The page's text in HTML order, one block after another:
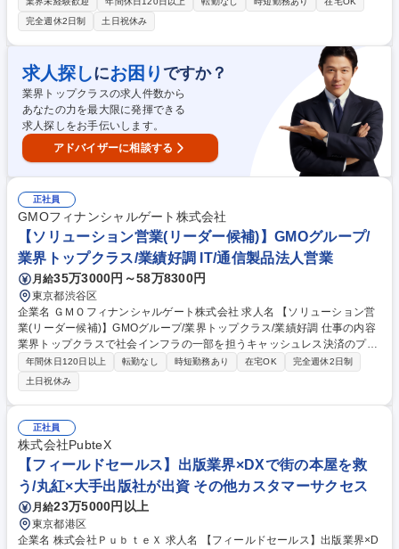
及び決済サービスの導入提案・フォローをお任せします。 【業務内容詳
細】社会インフラの一部を担うキャッシュレス決済のプラットフォーマー
として、決済事業者（銀行系、カード会社）やポイント系事業者と協業し
ながら、決済ソリューションの導入提案を行ないます。キャッシュレス決
済端末や次世代の決済サービスを生み出し、世の中に届けるソリューショ
ン営業担当者を募集いたします。 【入社後】OJTを設定し、実践の中で知
識習得をしていただきます。 募集職種 未経験歓迎【ソリューション営業/
GMOグループ】急成長FinTech/在宅勤務可
完全週休2日制
土日祝休み
求人探しにお困り ですか？
業界トップクラスの求人件数から
あなたの力を最大限に発揮できる
求人探しをお手伝いします。
アドバイザーに相談する
正社員
GMOフィナンシャルゲート株式会社
【ソリューション営業(リーダー候補)】GMOグループ/
業界トップクラス/業績好調 IT/通信製品法人営業
月給35万3000円～58万8300円
東京都渋谷区
企業名 ＧＭＯフィナンシャルゲート株式会社 求人名 【ソリューション営
業(リーダー候補)】GMOグループ/業界トップクラス/業績好調 仕事の内容
業界トップクラスで社会インフラの一部を担うキャッシュレス決済のプラ
ットフォーマーとして、決済事業者(銀行系、カード会社)やポイント系事
業者と協業しながら、下記の業務をお任せいたします。 【業務内容詳細】
■大手アカウントに対する決済端末及び決済ソリューションの導入 ■クレ
ジットカード会社を中心としたアライアンス企業に対するビジネスプラン
策定 ■社内外と連携した新たな決済ソリューションの企画・推進 ■アカウ
ントに対するコンサルテーションおよびDXによる変革プランニング 募集
職種 【ソリューション営業(リーダー候補)】GMOグループ/業界トップク
ラス/業績好調
年間休日120日以上 転勤なし 時短勤務あり 在宅OK
完全週休2日制
土日祝休み
正社員
株式会社PubteX
【フィールドセールス】出版業界×DXで街の本屋を救
う/丸紅×大手出版社が出資 その他カスタマーサクセス
月給23万5000円以上
東京都港区
企業名 株式会社ＰｕｂｔｅＸ 求人名 【フィールドセールス】出版業界×D